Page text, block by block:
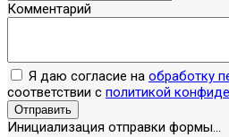
Комментарий
Я даю согласие на обработку
соответствии с политикой
Отправить
Инициализация отправки формы...